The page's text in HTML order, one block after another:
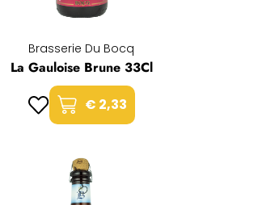
Brasserie Du Bocq
La Gauloise Brune 33Cl
€ 2,33